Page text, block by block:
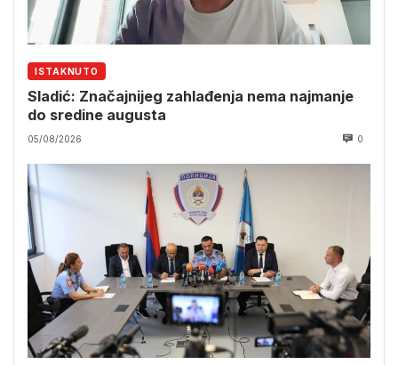
ISTAKNUTO
Sladić: Značajnijeg zahlađenja nema najmanje
do sredine augusta
05/08/2026 0